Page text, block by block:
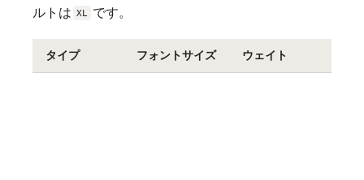
ルトは XL です。
タイプ フォントサイズ ウェイト